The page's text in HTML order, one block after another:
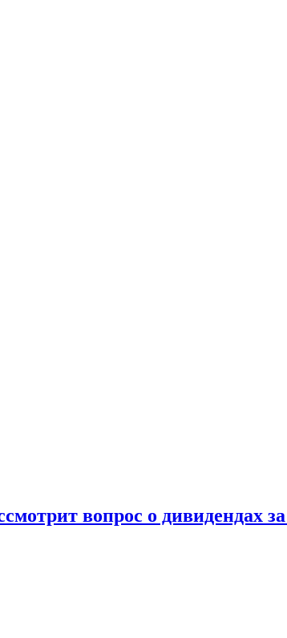
вопрос о дивидендах